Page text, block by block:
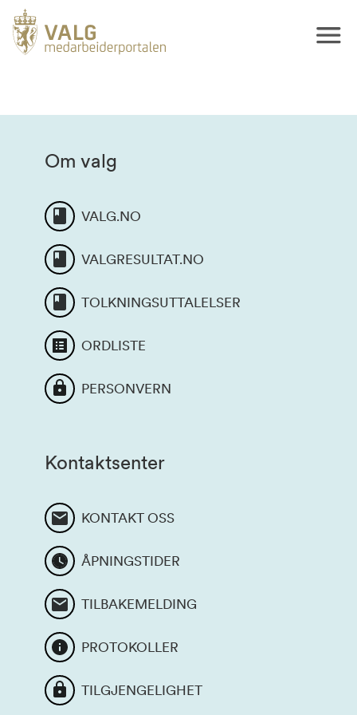
Om valg
VALG.NO
VALGRESULTAT.NO
TOLKNINGSUTTALELSER
ORDLISTE
PERSONVERN
Kontaktsenter
KONTAKT OSS
ÅPNINGSTIDER
TILBAKEMELDING
PROTOKOLLER
TILGJENGELIGHET